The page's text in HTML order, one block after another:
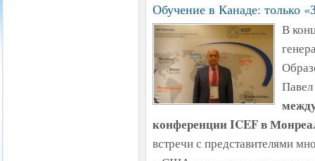
Обучение в Канаде: только
В
конференции ICEF в
встречи с представителями